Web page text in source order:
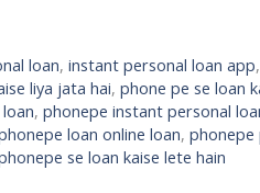
loan,instant personal loan app
liya jata hai, phone pe se loan
, phonepe instant personal
loan online loan, phonepe
se loan kaise lete hain